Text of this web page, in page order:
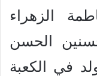
الزهراء
الحسن
في الكعبة